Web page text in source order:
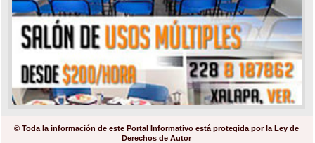
© Toda la información de este Portal Informativo está protegida por la Ley de
Derechos de Autor